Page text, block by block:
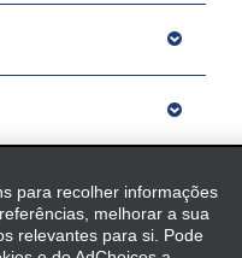
para recolher informações
melhorar a sua
relevantes para si. Pode